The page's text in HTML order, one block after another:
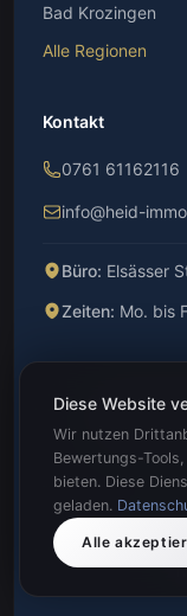
Bad Krozingen
Alle Regionen
Kontakt
0761 61162116
info@heid-
Büro: Elsässer
Zeiten: Mo. bis
Impressum·
Barriere
Diese Website
Wir nutzen
Bewertungs-
bieten. Diese
geladen.
Alle